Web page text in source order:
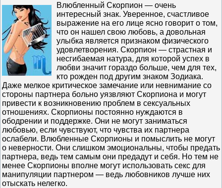
Влюбленный Скорпион — очень
интересный знак. Уверенное, счастливое
выражение на его лице ясно говорит о том,
что он нашел свою любовь, а довольная
улыбка является признаком физического
удовлетворения. Скорпион — страстная и
несгибаемая натура, для которой успех в
любви значит гораздо больше, чем для тех,
кто рожден под другим знаком Зодиака.
Даже мелкое критическое замечание или невнимание со
стороны партнера больно уязвляют Скорпиона и могут
привести к возникновению проблем в сексуальных
отношениях. Скорпионы постоянно нуждаются в
ободрении и поддержке. Они не могут заниматься
любовью, если чувствуют, что чувства их партнера
ослабели. Влюбленные Скорпионы и помыслить не могут
о неверности. Они слишком эмоциональны, чтобы предать
партнера, ведь тем самым они предадут и себя. Но тем не
менее Скорпионы вполне могут использовать секс для
манипуляции партнером — ведь любовников лучше них
отыскать нелегко.